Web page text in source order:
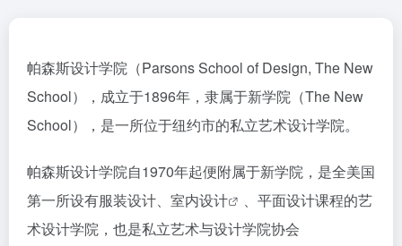
帕森斯设计学院（Parsons School of Design, The New
School），成立于1896年，隶属于新学院（The New
School），是一所位于纽约市的私立艺术设计学院。
帕森斯设计学院自1970年起便附属于新学院，是全美国
第一所设有服装设计、 室内设计
、平面设计课程的艺
术设计学院，也是私立艺术与设计学院协会